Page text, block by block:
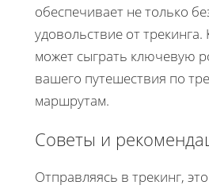
обеспечивает не только
удовольствие от
может сыграть ключевую
вашего путешествия по
маршрутам.
Советы и
Отправляясь в трекинг,